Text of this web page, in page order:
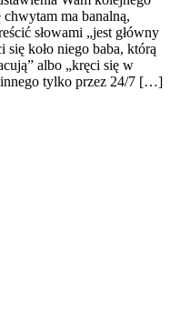
ma banalną,
słowami „jest główny
koło niego baba, którą
albo „kręci się w
tylko przez 24/7 […]